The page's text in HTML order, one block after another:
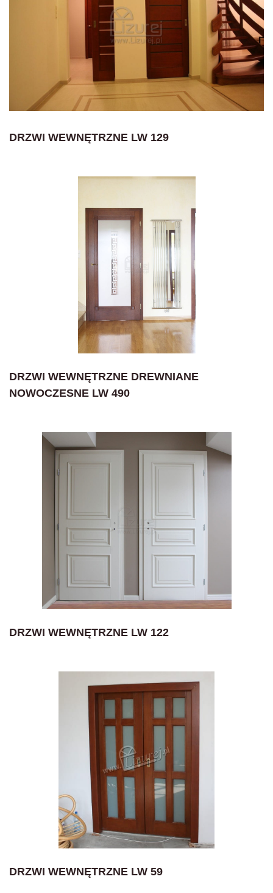
DRZWI WEWNĘTRZNE LW 129
DRZWI WEWNĘTRZNE DREWNIANE
NOWOCZESNE LW 490
DRZWI WEWNĘTRZNE LW 122
DRZWI WEWNĘTRZNE LW 59